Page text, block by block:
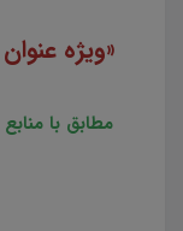
«ویژه
مطابق با